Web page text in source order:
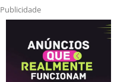
Publicidade